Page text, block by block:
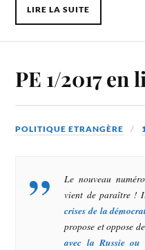
LIRE LA SUITE
PE 1/2017
POLITIQUE ETRANGÈRE
Le nouveau
vient de paraître !
crises de la
propose et oppose
avec la Russie